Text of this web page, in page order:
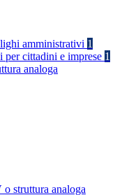
amministrativi 1
cittadini e imprese 1
analoga
struttura analoga